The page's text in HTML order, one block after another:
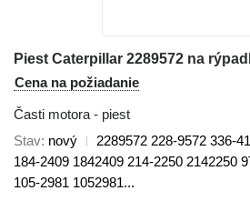
Cena na požiadanie
Časti motora - piest
Stav nový
2289572 228-9572 336-
184-2409 1842409 214-2250 2142250
105-2981 1052981...